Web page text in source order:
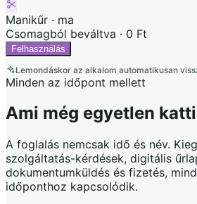
Manikűr · ma
Csomagból beváltva · 0 Ft
Felhasználás
Lemondáskor az alkalom automatikusan
Minden az időpont mellett
Ami még egyetlen
A foglalás nemcsak idő és név.
szolgáltatás-kérdések, digitális
dokumentumküldés és fizetés,
időponthoz kapcsolódik.